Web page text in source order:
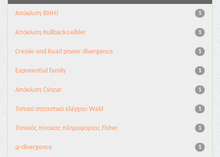
1
Aπόκλιση BHHJ
1
Aπόκλιση Kullback-Leibler
1
Cressie and Read power divergence
1
Exponential family
1
Απόκλιση Csiszar
1
Τοπικό στατιστικό ελέγχου Wald
1
Τοπικός πίνακας πληροφορίας Fisher
1
φ-divergence